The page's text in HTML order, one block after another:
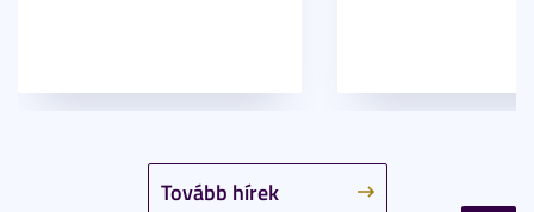
Tovább hírek